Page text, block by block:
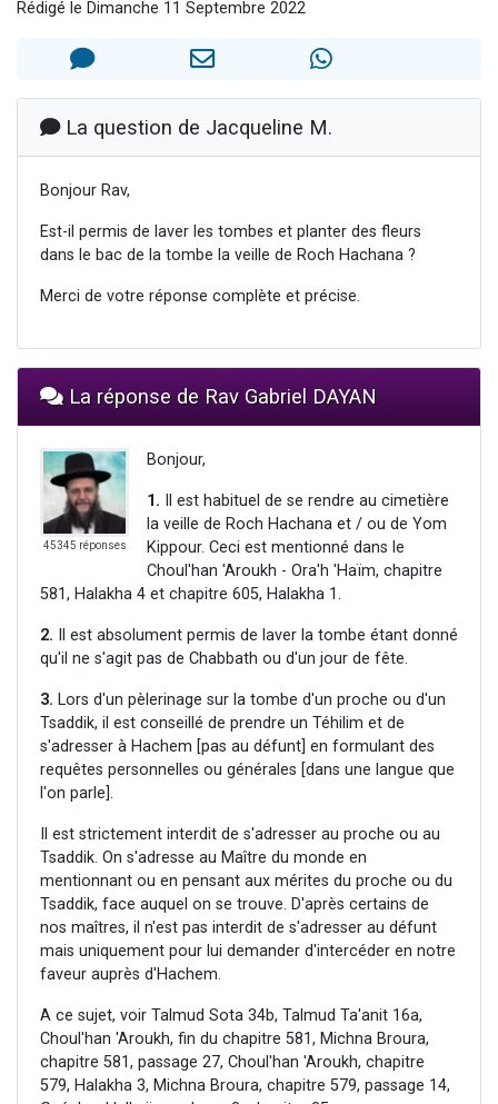
Il reste 49 places pour étudier en groupe sur Zoom
2 nouvelles musiques dans Torah-Box Music
6 personnes viennent de nous rejoindre sur WhatsApp
Rédigé le Dimanche 11 Septembre 2022
La question de Jacqueline M.
Bonjour Rav,
Est-il permis de laver les tombes et planter des fleurs
dans le bac de la tombe la veille de Roch Hachana ?
Merci de votre réponse complète et précise.
La réponse de Rav Gabriel DAYAN
45345 réponses
Bonjour,
1. Il est habituel de se rendre au cimetière
la veille de Roch Hachana et / ou de Yom
Kippour. Ceci est mentionné dans le
Choul'han 'Aroukh - Ora'h 'Haïm, chapitre
581, Halakha 4 et chapitre 605, Halakha 1.
2. Il est absolument permis de laver la tombe étant donné
qu'il ne s'agit pas de Chabbath ou d'un jour de fête.
3. Lors d'un pèlerinage sur la tombe d'un proche ou d'un
Tsaddik, il est conseillé de prendre un Téhilim et de
s'adresser à Hachem [pas au défunt] en formulant des
requêtes personnelles ou générales [dans une langue que
l'on parle].
Il est strictement interdit de s'adresser au proche ou au
Tsaddik. On s'adresse au Maître du monde en
mentionnant ou en pensant aux mérites du proche ou du
Tsaddik, face auquel on se trouve. D'après certains de
nos maîtres, il n'est pas interdit de s'adresser au défunt
mais uniquement pour lui demander d'intercéder en notre
faveur auprès d'Hachem.
A ce sujet, voir Talmud Sota 34b, Talmud Ta'anit 16a,
Choul'han 'Aroukh, fin du chapitre 581, Michna Broura,
chapitre 581, passage 27, Choul'han 'Aroukh, chapitre
579, Halakha 3, Michna Broura, chapitre 579, passage 14,